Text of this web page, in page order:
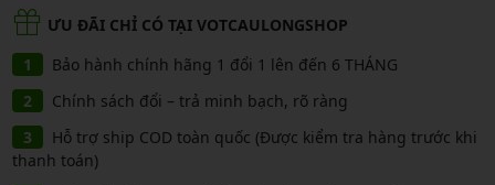
ƯU ĐÃI CHỈ CÓ TẠI VOTCAULONGSHOP
Bảo hành chính hãng 1 đổi 1 lên đến 6 THÁNG
Chính sách đổi – trả minh bạch, rõ ràng
Hỗ trợ ship COD toàn quốc (Được kiểm tra hàng trước khi
thanh toán)